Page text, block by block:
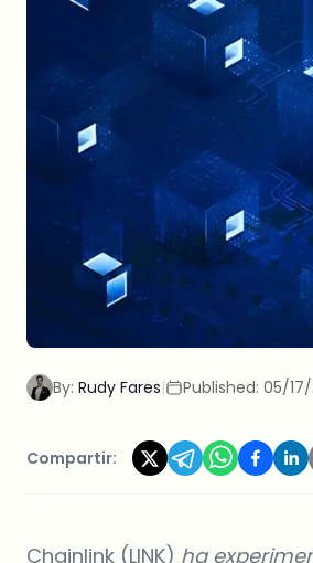
By: Rudy Fares| Published: 05/
Compartir:
Chainlink (LINK) ha